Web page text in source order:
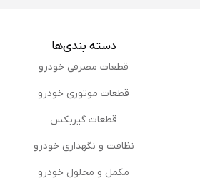
دسته بندی‌ها
قطعات مصرفی خودرو
قطعات موتوری خودرو
قطعات گیربکس
نظافت و نگهداری خودرو
مكمل و محلول خودرو